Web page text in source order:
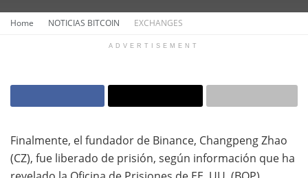
Home NOTICIAS BITCOIN EXCHANGES
ADVERTISEMENT
Finalmente, el fundador de Binance, Changpeng Zhao
(CZ), fue liberado de prisión, según información que ha